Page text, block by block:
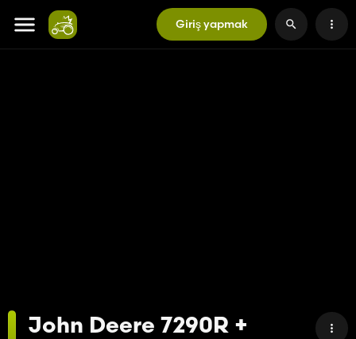
Giriş yapmak
John Deere 7290R +